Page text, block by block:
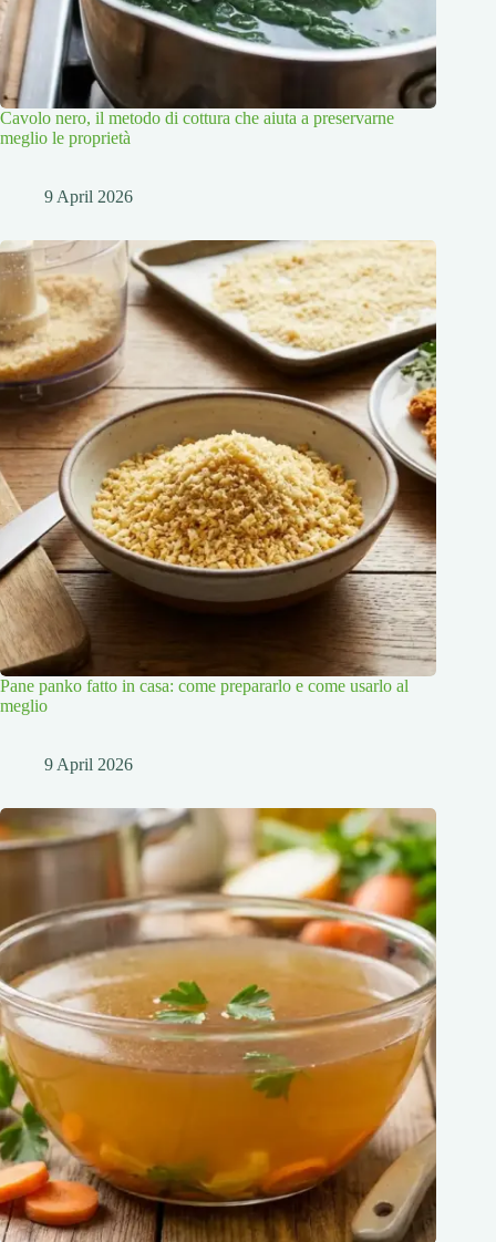
Cavolo nero, il metodo di cottura che aiuta a preservarne
meglio le proprietà
9 April 2026
Pane panko fatto in casa: come prepararlo e come usarlo al
meglio
9 April 2026